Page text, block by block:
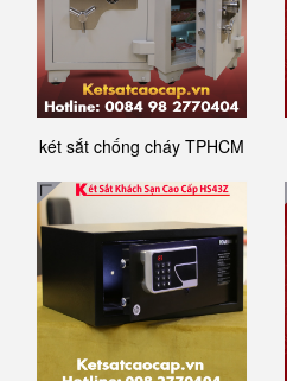
két sắt chống cháy TPHCM